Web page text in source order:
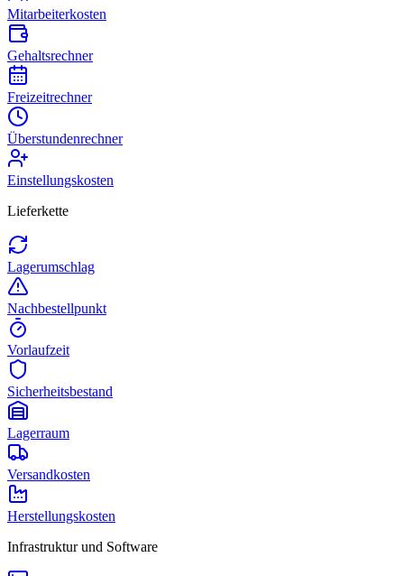
Mitarbeiterkosten
Gehaltsrechner
Freizeitrechner
Überstundenrechner
Einstellungskosten
Lieferkette
Lagerumschlag
Nachbestellpunkt
Vorlaufzeit
Sicherheitsbestand
Lagerraum
Versandkosten
Herstellungskosten
Infrastruktur und Software